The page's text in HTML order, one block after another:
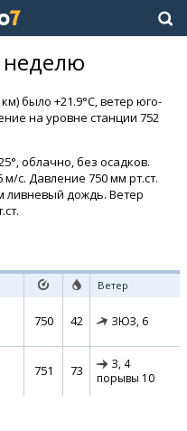
неделю
было +21.9°C, ветер юго-
на уровне станции 752
облачно, без осадков.
с. Давление 750 мм рт.ст.
ливневый дождь. Ветер
Ветер
750 42 ЗЮЗ, 6
751 73 З, 4
порывы 10